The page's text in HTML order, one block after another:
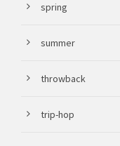
spring
summer
throwback
trip-hop